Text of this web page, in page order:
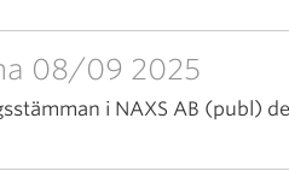
08/09 2025
i NAXS AB (publ)